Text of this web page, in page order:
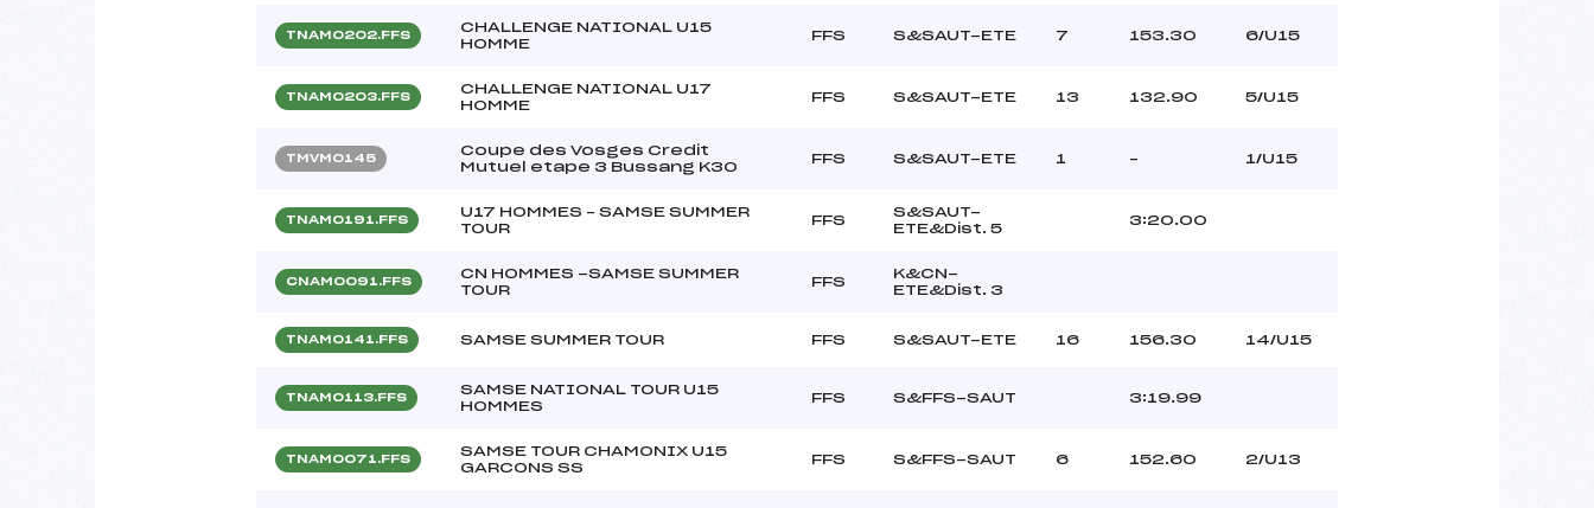
TNAM0202.FFS
CHALLENGE NATIONAL U15
HOMME
FFS S&SAUT-ETE 7 153.30 6/U15
TNAM0203.FFS
CHALLENGE NATIONAL U17
HOMME
FFS S&SAUT-ETE 13 132.90 5/U15
TMVM0145
Coupe des Vosges Credit
Mutuel etape 3 Bussang K30
FFS S&SAUT-ETE 1 – 1/U15
TNAM0191.FFS
U17 HOMMES – SAMSE SUMMER
TOUR
FFS
S&SAUT-
ETE&Dist. 5
3:20.00
CNAM0091.FFS
CN HOMMES -SAMSE SUMMER
TOUR
FFS
K&CN-
ETE&Dist. 3
TNAM0141.FFS SAMSE SUMMER TOUR FFS S&SAUT-ETE 16 156.30 14/U15
TNAM0113.FFS
SAMSE NATIONAL TOUR U15
HOMMES
FFS S&FFS-SAUT 3:19.99
TNAM0071.FFS
SAMSE TOUR CHAMONIX U15
GARCONS SS
FFS S&FFS-SAUT 6 152.60 2/U13